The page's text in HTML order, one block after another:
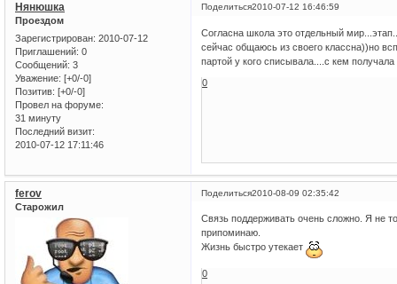
Поделиться2010-07-12 16:46:59
Нянюшка
Проездом
Зарегистрирован: 2010-07-12
Приглашений: 0
Сообщений: 3
Уважение: [+0/-0]
Позитив: [+0/-0]
Провел на форуме:
31 минуту
Последний визит:
2010-07-12 17:11:46
Согласна школа это отдельный
сейчас общаюсь из своего классна))но
партой у кого списывала....с кем
0
Поделиться2010-08-09 02:35:42
ferov
Старожил
Связь поддерживать очень сложно. Я не
припоминаю.
Жизнь быстро утекает
0